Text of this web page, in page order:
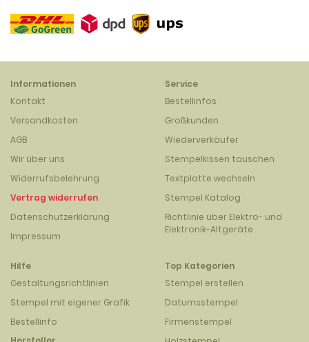
Informationen
Kontakt
Versandkosten
AGB
Wir über uns
Widerrufsbelehrung
Vertrag widerrufen
Datenschutzerklärung
Impressum
Service
Bestellinfos
Großkunden
Wiederverkäufer
Stempelkissen tauschen
Textplatte wechseln
Stempel Katalog
Richtlinie über Elektro- und
Elektronik-Altgeräte
Hilfe
Gestaltungsrichtlinien
Stempel mit eigener Grafik
Bestellinfo
Top Kategorien
Stempel erstellen
Datumsstempel
Firmenstempel